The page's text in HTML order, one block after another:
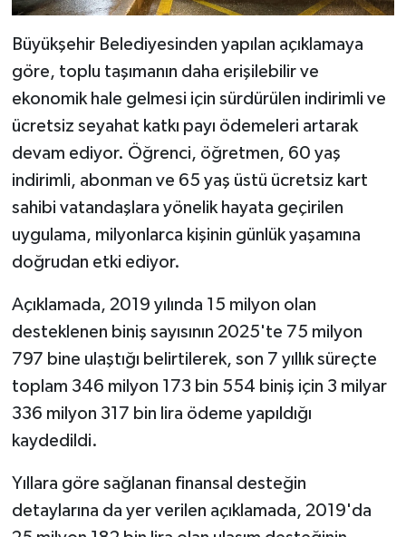
Büyükşehir Belediyesinden yapılan açıklamaya
göre, toplu taşımanın daha erişilebilir ve
ekonomik hale gelmesi için sürdürülen indirimli ve
ücretsiz seyahat katkı payı ödemeleri artarak
devam ediyor. Öğrenci, öğretmen, 60 yaş
indirimli, abonman ve 65 yaş üstü ücretsiz kart
sahibi vatandaşlara yönelik hayata geçirilen
uygulama, milyonlarca kişinin günlük yaşamına
doğrudan etki ediyor.
Açıklamada, 2019 yılında 15 milyon olan
desteklenen biniş sayısının 2025'te 75 milyon
797 bine ulaştığı belirtilerek, son 7 yıllık süreçte
toplam 346 milyon 173 bin 554 biniş için 3 milyar
336 milyon 317 bin lira ödeme yapıldığı
kaydedildi.
Yıllara göre sağlanan finansal desteğin
detaylarına da yer verilen açıklamada, 2019'da